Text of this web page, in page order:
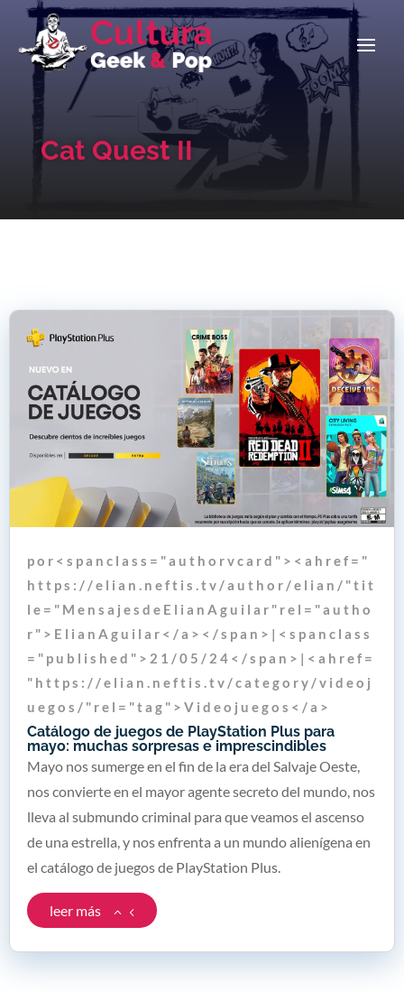
Cat Quest II
Catálogo de juegos de PlayStation Plus para
mayo: muchas sorpresas e imprescindibles
p o r < s p a n c l a s s = " a u t h o r v c a r d " > < a h r e f = "
h t t p s : / / e l i a n . n e f t i s . t v / a u t h o r / e l i a n / " t i t
l e = " M e n s a j e s d e E l i a n A g u i l a r " r e l = " a u t h o
r " > E l i a n A g u i l a r < / a > < / s p a n > | < s p a n c l a s s
= " p u b l i s h e d " > 2 1 / 0 5 / 2 4 < / s p a n > | < a h r e f =
" h t t p s : / / e l i a n . n e f t i s . t v / c a t e g o r y / v i d e o j
u e g o s / " r e l = " t a g " > V i d e o j u e g o s < / a >
Mayo nos sumerge en el fin de la era del Salvaje Oeste,
nos convierte en el mayor agente secreto del mundo, nos
lleva al submundo criminal para que veamos el ascenso
de una estrella, y nos enfrenta a un mundo alienígena en
el catálogo de juegos de PlayStation Plus.
leer más